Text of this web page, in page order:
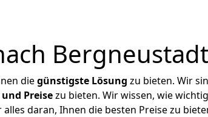
Bergneustadt
diegünstigste Lösung zu bieten. Wir
Preisezu bieten. Wir wissen, wie
daran, Ihnen die besten Preise zu